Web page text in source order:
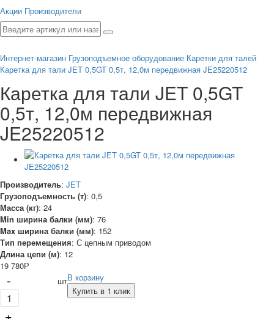
Акции Производители
Интернет-магазин Грузоподъемное оборудование Каретки для талей
Каретка для тали JET 0,5GT 0,5т, 12,0м передвижная JE25220512
Каретка для тали JET 0,5GT
0,5т, 12,0м передвижная
JE25220512
Производитель: JET
Грузоподъемность (т): 0,5
Масса (кг): 24
Min ширина балки (мм): 76
Max ширина балки (мм): 152
Тип перемещения: С цепным приводом
Длина цепи (м): 12
19 780Р
-
штВ корзину
Купить в 1 клик